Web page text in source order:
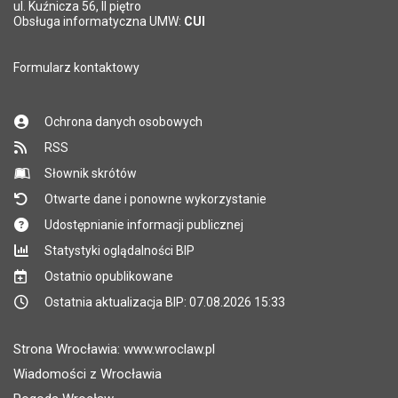
*
Pole wymagane
ul. Kuźnicza 56, II piętro
Obsługa informatyczna UMW: CUI
Formularz kontaktowy
Ochrona danych osobowych
RSS
Słownik skrótów
Otwarte dane i ponowne wykorzystanie
Udostępnianie informacji publicznej
Statystyki oglądalności BIP
Ostatnio opublikowane
Ostatnia aktualizacja BIP: 07.08.2026 15:33
Strona Wrocławia: www.wroclaw.pl
Wiadomości z Wrocławia